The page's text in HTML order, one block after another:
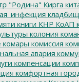
"Родина" Кирга
книги КНР КоАП
колония
комары комиссия
авария
компенсации
комфортная